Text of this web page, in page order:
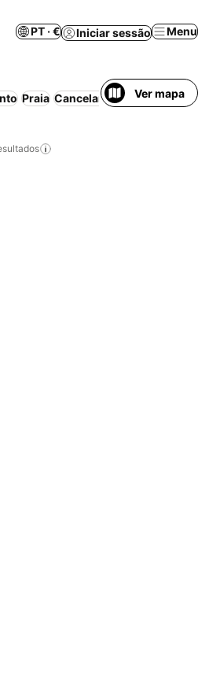
PT · € Iniciar sessão Menu
Praia Cancelamento gratuito
Ver mapa